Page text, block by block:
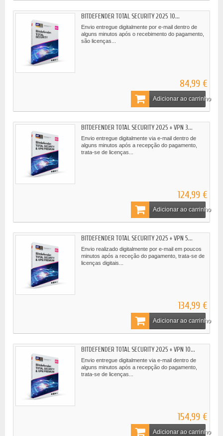
BITDEFENDER TOTAL SECURITY 2025 10...
Envio entregue digitalmente por e-mail dentro de
alguns minutos após o recebimento do pagamento,
são licenças...
84,99 €
Adicionar ao carrinho
BITDEFENDER TOTAL SECURITY 2025 + VPN 3...
Envio entregue digitalmente via e-mail dentro de
alguns minutos após a recepção do pagamento,
trata-se de licenças...
124,99 €
Adicionar ao carrinho
BITDEFENDER TOTAL SECURITY 2025 + VPN 5...
Envio realizado digitalmente por e-mail em poucos
minutos após a receção do pagamento, trata-se de
licenças digitais...
134,99 €
Adicionar ao carrinho
BITDEFENDER TOTAL SECURITY 2025 + VPN 10...
Envio entregue digitalmente via e-mail dentro de
alguns minutos após a recepção do pagamento,
trata-se de licenças...
154,99 €
Adicionar ao carrinho